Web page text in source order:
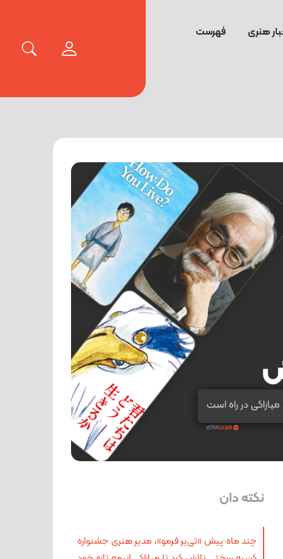
هنری فهرست
نکته دان
چند ماه پیش «تی‌یر فرمو»، مدیر هنری جشنواره